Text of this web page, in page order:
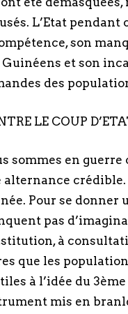
L’Etat
son
Guinéens et son
des
LE COUP
sommes en
alternance crédible.
Pour se donner
pas
à
que les
à l’idée du
mis en